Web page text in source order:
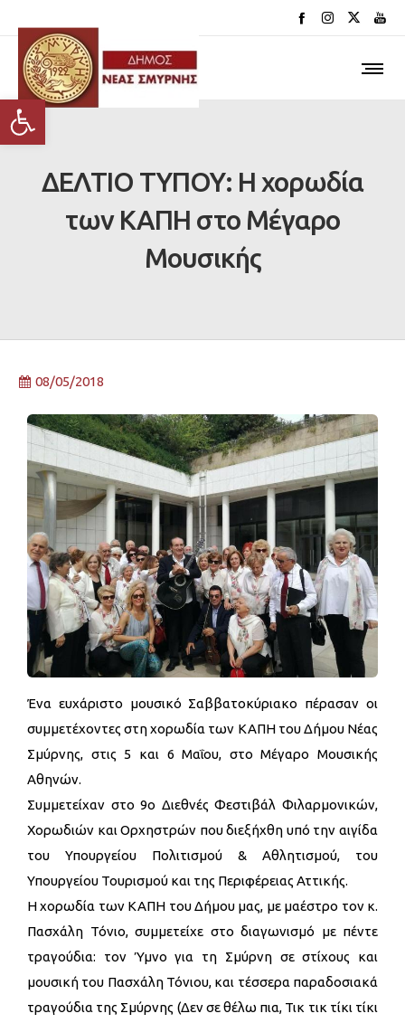
Ανοίξτε τη γραμμή εργαλείων
ΔΕΛΤΙΟ ΤΥΠΟΥ: Η χορωδία
των ΚΑΠΗ στο Μέγαρο
Μουσικής
08/05/2018
Ένα ευχάριστο μουσικό Σαββατοκύριακο πέρασαν οι
συμμετέχοντες στη χορωδία των ΚΑΠΗ του Δήμου Νέας
Σμύρνης, στις 5 και 6 Μαΐου, στο Μέγαρο Μουσικής
Αθηνών.
Συμμετείχαν στο 9ο Διεθνές Φεστιβάλ Φιλαρμονικών,
Χορωδιών και Ορχηστρών που διεξήχθη υπό την αιγίδα
του Υπουργείου Πολιτισμού & Αθλητισμού, του
Υπουργείου Τουρισμού και της Περιφέρειας Αττικής.
Η χορωδία των ΚΑΠΗ του Δήμου μας, με μαέστρο τον κ.
Πασχάλη Τόνιο, συμμετείχε στο διαγωνισμό με πέντε
τραγούδια: τον Ύμνο για τη Σμύρνη σε στίχους και
μουσική του Πασχάλη Τόνιου, και τέσσερα παραδοσιακά
τραγούδια της Σμύρνης (Δεν σε θέλω πια, Τικ τικ τίκι τίκι